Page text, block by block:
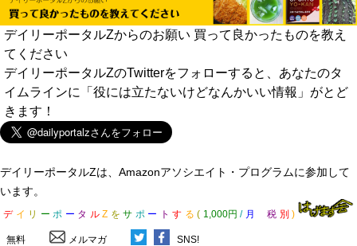
デイリーポータルZからのお願い 買って良かったものを教え
てください
デイリーポータルZのTwitterをフォローすると、あなたのタ
イムラインに「役には立たないけどなんかいい情報」がとど
きます！
デイリーポータルZは、Amazonアソシエイト・プログラムに参加して
います。
デ イ リ ー ポ ー タ ル Z を サ ポ ー ト す る ( 1,000円 / 月 税 別 )
無料 メルマガ SNS!